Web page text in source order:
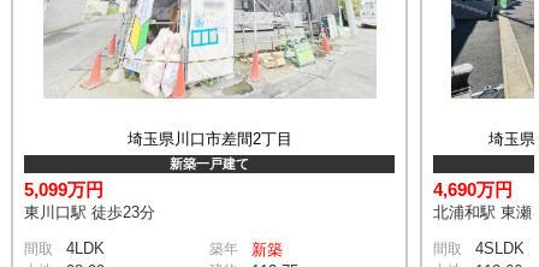
埼玉県川口市差間2丁目
新築一戸建て
5,099万円
東川口駅 徒歩23分
間取 4LDK 築年 新築
埼玉県
4,690万円
北浦和駅 東瀬
間取 4SLDK